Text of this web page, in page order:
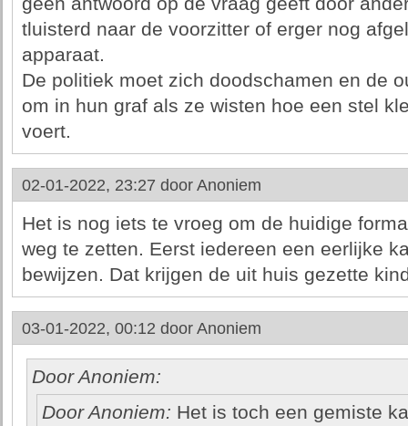
tluisterd naar de voorzitter of erger nog
apparaat.
De politiek moet zich doodschamen en de
om in hun graf als ze wisten hoe een stel
voert.
02-01-2022, 23:27 door Anoniem
Het is nog iets te vroeg om de huidige
weg te zetten. Eerst iedereen een eerlijke
bewijzen. Dat krijgen de uit huis gezette
03-01-2022, 00:12 door Anoniem
Door Anoniem:
Door Anoniem: Het is toch een gemiste